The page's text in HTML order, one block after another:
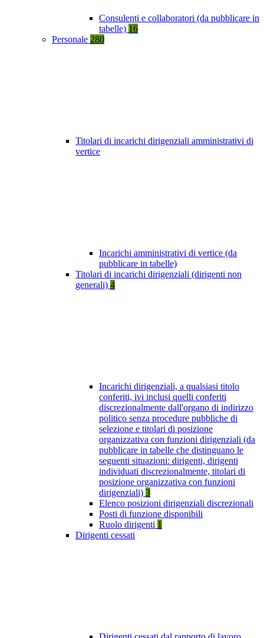
Consulenti e collaboratori (da pubblicare in
tabelle) 16
Personale 280
Titolari di incarichi dirigenziali amministrativi di
vertice
Incarichi amministrativi di vertice (da
pubblicare in tabelle)
Titolari di incarichi dirigenziali (dirigenti non
generali) 4
Incarichi dirigenziali, a qualsiasi titolo
conferiti, ivi inclusi quelli conferiti
discrezionalmente dall'organo di indirizzo
politico senza procedure pubbliche di
selezione e titolari di posizione
organizzativa con funzioni dirigenziali (da
pubblicare in tabelle che distinguano le
seguenti situazioni: dirigenti, dirigenti
individuati discrezionalmente, titolari di
posizione organizzativa con funzioni
dirigenziali) 3
Elenco posizioni dirigenziali discrezionali
Posti di funzione disponibili
Ruolo dirigenti 1
Dirigenti cessati